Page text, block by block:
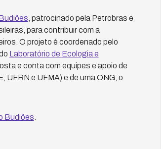
, patrocinado pela Petrobras e
para contribuir com a
O projeto é coordenado pelo
Laboratório de Ecologia e
e conta com equipes e apoio de
UFRN e UFMA) e de uma ONG, o
Budiões